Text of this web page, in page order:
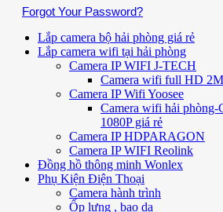
Forgot Your Password?
Lắp camera bộ hải phòng giá rẻ
Lắp camera wifi tại hải phòng
Camera IP WIFI J-TECH
Camera wifi full HD
Camera IP Wifi Yoosee
Camera wifi hải phòng-
1080P giá rẻ
Camera IP HDPARAGON
Camera IP WIFI Reolink
Đồng hồ thông minh Wonlex
Phụ Kiện Điện Thoại
Camera hành trình
Ốp lưng , bao da